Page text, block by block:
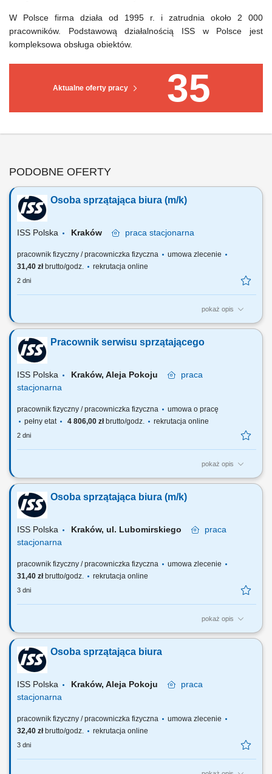
Aktualne oferty pracy 35
W Polsce firma działa od 1995 r. i zatrudnia około 2 000
pracowników. Podstawową działalnością ISS w Polsce jest
kompleksowa obsługa obiektów.
PODOBNE OFERTY
Osoba sprzątająca biura (m/k)
ISS Polska Kraków praca stacjonarna
pracownik fizyczny / pracowniczka fizyczna
umowa zlecenie
31,40 złbrutto/godz. rekrutacja online
2 dni
pokaż opis
Zakres obowiązków: Praca na zastępstwa. Sprzątanie kuchni, biura,
Inne prace porządkowe zlecone przez przełożonego;
Pracownik serwisu sprzątającego
ISS Polska Kraków, Aleja Pokoju
praca
stacjonarna
pracownik fizyczny / pracowniczka fizyczna
umowa o pracę
pełny etat
4 806,00 złbrutto/godz. rekrutacja online
2 dni
pokaż opis
Zakres obowiązków: Sprzątanie kuchni, biura, części wspólnych;
porządkowe zlecone przez przełożonego;
Osoba sprzątająca biura (m/k)
ISS Polska Kraków, ul. Lubomirskiego
praca
stacjonarna
pracownik fizyczny / pracowniczka fizyczna
umowa zlecenie
31,40 złbrutto/godz. rekrutacja online
3 dni
pokaż opis
Zakres obowiązków: Sprzątanie kuchni, biura, części wspólnych;
porządkowe zlecone przez przełożonego;
Osoba sprzątająca biura
ISS Polska Kraków, Aleja Pokoju
praca
stacjonarna
pracownik fizyczny / pracowniczka fizyczna
umowa zlecenie
32,40 złbrutto/godz. rekrutacja online
3 dni